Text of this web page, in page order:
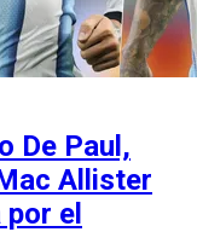
De Paul,
Allister
el